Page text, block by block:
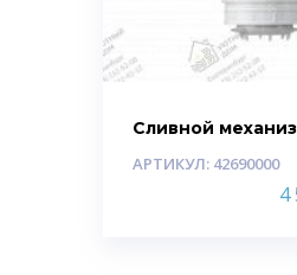
Сливной
АРТИКУЛ: 42690000
4